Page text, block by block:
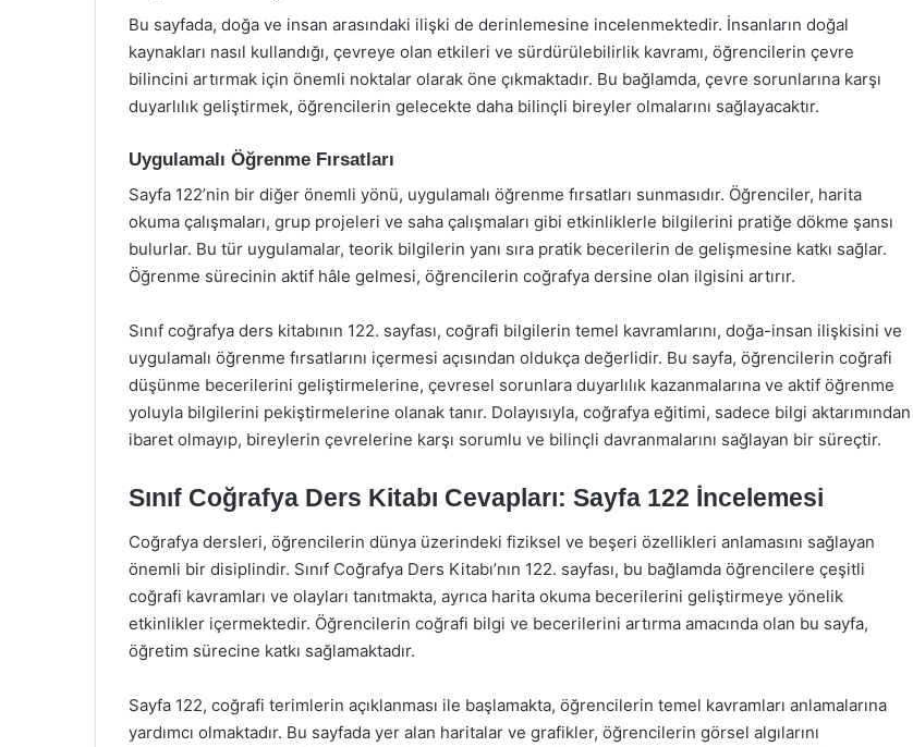
Bu sayfada, doğa ve insan arasındaki ilişki de derinlemesine incelenmektedir. İnsanların doğal
kaynakları nasıl kullandığı, çevreye olan etkileri ve sürdürülebilirlik kavramı, öğrencilerin çevre
bilincini artırmak için önemli noktalar olarak öne çıkmaktadır. Bu bağlamda, çevre sorunlarına karşı
duyarlılık geliştirmek, öğrencilerin gelecekte daha bilinçli bireyler olmalarını sağlayacaktır.
Uygulamalı Öğrenme Fırsatları
Sayfa 122’nin bir diğer önemli yönü, uygulamalı öğrenme fırsatları sunmasıdır. Öğrenciler, harita
okuma çalışmaları, grup projeleri ve saha çalışmaları gibi etkinliklerle bilgilerini pratiğe dökme şansı
bulurlar. Bu tür uygulamalar, teorik bilgilerin yanı sıra pratik becerilerin de gelişmesine katkı sağlar.
Öğrenme sürecinin aktif hâle gelmesi, öğrencilerin coğrafya dersine olan ilgisini artırır.
Sınıf coğrafya ders kitabının 122. sayfası, coğrafi bilgilerin temel kavramlarını, doğa-insan ilişkisini ve
uygulamalı öğrenme fırsatlarını içermesi açısından oldukça değerlidir. Bu sayfa, öğrencilerin coğrafi
düşünme becerilerini geliştirmelerine, çevresel sorunlara duyarlılık kazanmalarına ve aktif öğrenme
yoluyla bilgilerini pekiştirmelerine olanak tanır. Dolayısıyla, coğrafya eğitimi, sadece bilgi aktarımından
ibaret olmayıp, bireylerin çevrelerine karşı sorumlu ve bilinçli davranmalarını sağlayan bir süreçtir.
Sınıf Coğrafya Ders Kitabı Cevapları: Sayfa 122 İncelemesi
Coğrafya dersleri, öğrencilerin dünya üzerindeki fiziksel ve beşeri özellikleri anlamasını sağlayan
önemli bir disiplindir. Sınıf Coğrafya Ders Kitabı’nın 122. sayfası, bu bağlamda öğrencilere çeşitli
coğrafi kavramları ve olayları tanıtmakta, ayrıca harita okuma becerilerini geliştirmeye yönelik
etkinlikler içermektedir. Öğrencilerin coğrafi bilgi ve becerilerini artırma amacında olan bu sayfa,
öğretim sürecine katkı sağlamaktadır.
Sayfa 122, coğrafi terimlerin açıklanması ile başlamakta, öğrencilerin temel kavramları anlamalarına
yardımcı olmaktadır. Bu sayfada yer alan haritalar ve grafikler, öğrencilerin görsel algılarını